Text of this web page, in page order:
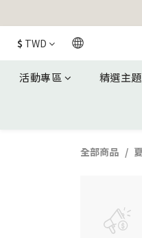
$ TWD
活動專區 精選主題
全部商品